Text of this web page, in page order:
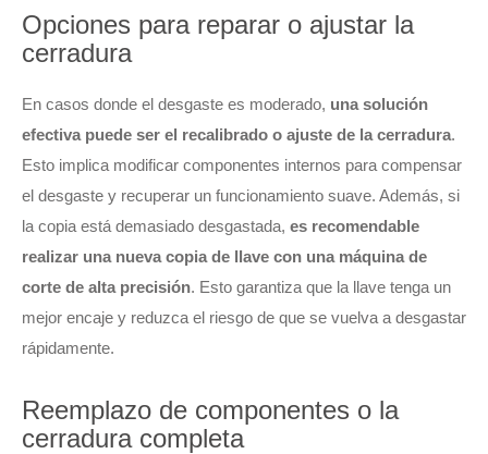
Opciones para reparar o ajustar la
cerradura
En casos donde el desgaste es moderado, una solución
efectiva puede ser el recalibrado o ajuste de la cerradura.
Esto implica modificar componentes internos para compensar
el desgaste y recuperar un funcionamiento suave. Además, si
la copia está demasiado desgastada, es recomendable
realizar una nueva copia de llave con una máquina de
corte de alta precisión. Esto garantiza que la llave tenga un
mejor encaje y reduzca el riesgo de que se vuelva a desgastar
rápidamente.
Reemplazo de componentes o la
cerradura completa